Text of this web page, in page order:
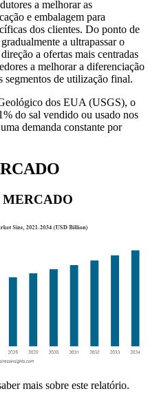
a melhorar as
e embalagem para
dos clientes. Do ponto de
a ultrapassar o
a ofertas mais centradas
a melhorar a diferenciação
segmentos de utilização final.
dos EUA (USGS), o
do sal vendido ou usado nos
demanda constante por
mais sobre este relatório.